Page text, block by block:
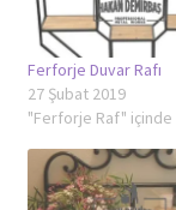
Ferforje Duvar Rafı
27 Şubat 2019
"Ferforje Raf" içinde